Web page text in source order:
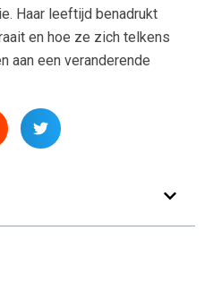
Haar leeftijd benadrukt
en hoe ze zich telkens
aan een veranderende